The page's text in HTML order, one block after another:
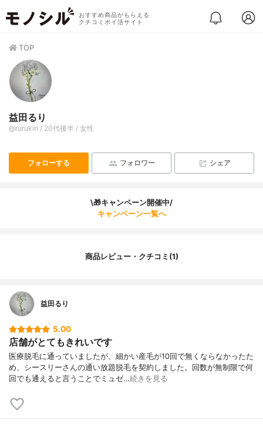
おすすめ商品がもらえる
クチコミポイ活サイト
TOP
益田るり
@rurukiri / 20代後半 / 女性
フォローする フォロワー シェア
\🎁キャンペーン開催中/
キャンペーン一覧へ
商品レビュー・クチコミ(1)
益田るり
5.00
店舗がとてもきれいです
医療脱毛に通っていましたが、細かい産毛が10回で無くならなかったた
め、シースリーさんの通い放題脱毛を契約しました。回数が無制限で何
回でも通えると言うことでミュゼ…続きを見る